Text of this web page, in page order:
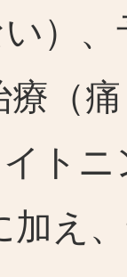
）
療（
ト
加え